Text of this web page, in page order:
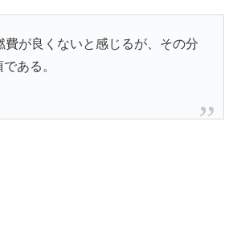
費が良くないと感じるが、その分
ある。